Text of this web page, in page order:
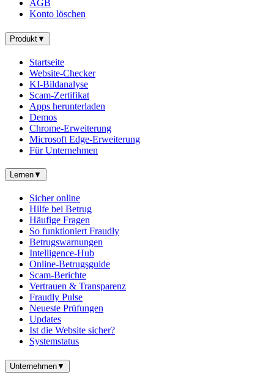
AGB
Konto löschen
Produkt▼
Startseite
Website-Checker
KI-Bildanalyse
Scam-Zertifikat
Apps herunterladen
Demos
Chrome-Erweiterung
Microsoft Edge-Erweiterung
Für Unternehmen
Lernen▼
Sicher online
Hilfe bei Betrug
Häufige Fragen
So funktioniert Fraudly
Betrugswarnungen
Intelligence-Hub
Online-Betrugsguide
Scam-Berichte
Vertrauen & Transparenz
Fraudly Pulse
Neueste Prüfungen
Updates
Ist die Website sicher?
Systemstatus
Unternehmen▼